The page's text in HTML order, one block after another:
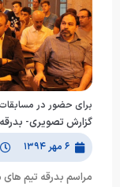
برای حضور در مسابقات
گزارش تصویری- بدرقه
۶ مهر ۱۳۹۴
مراسم بدرقه تیم های